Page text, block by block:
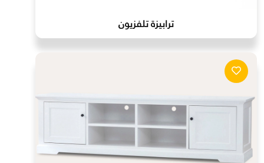
ترابيزة تلفزيون